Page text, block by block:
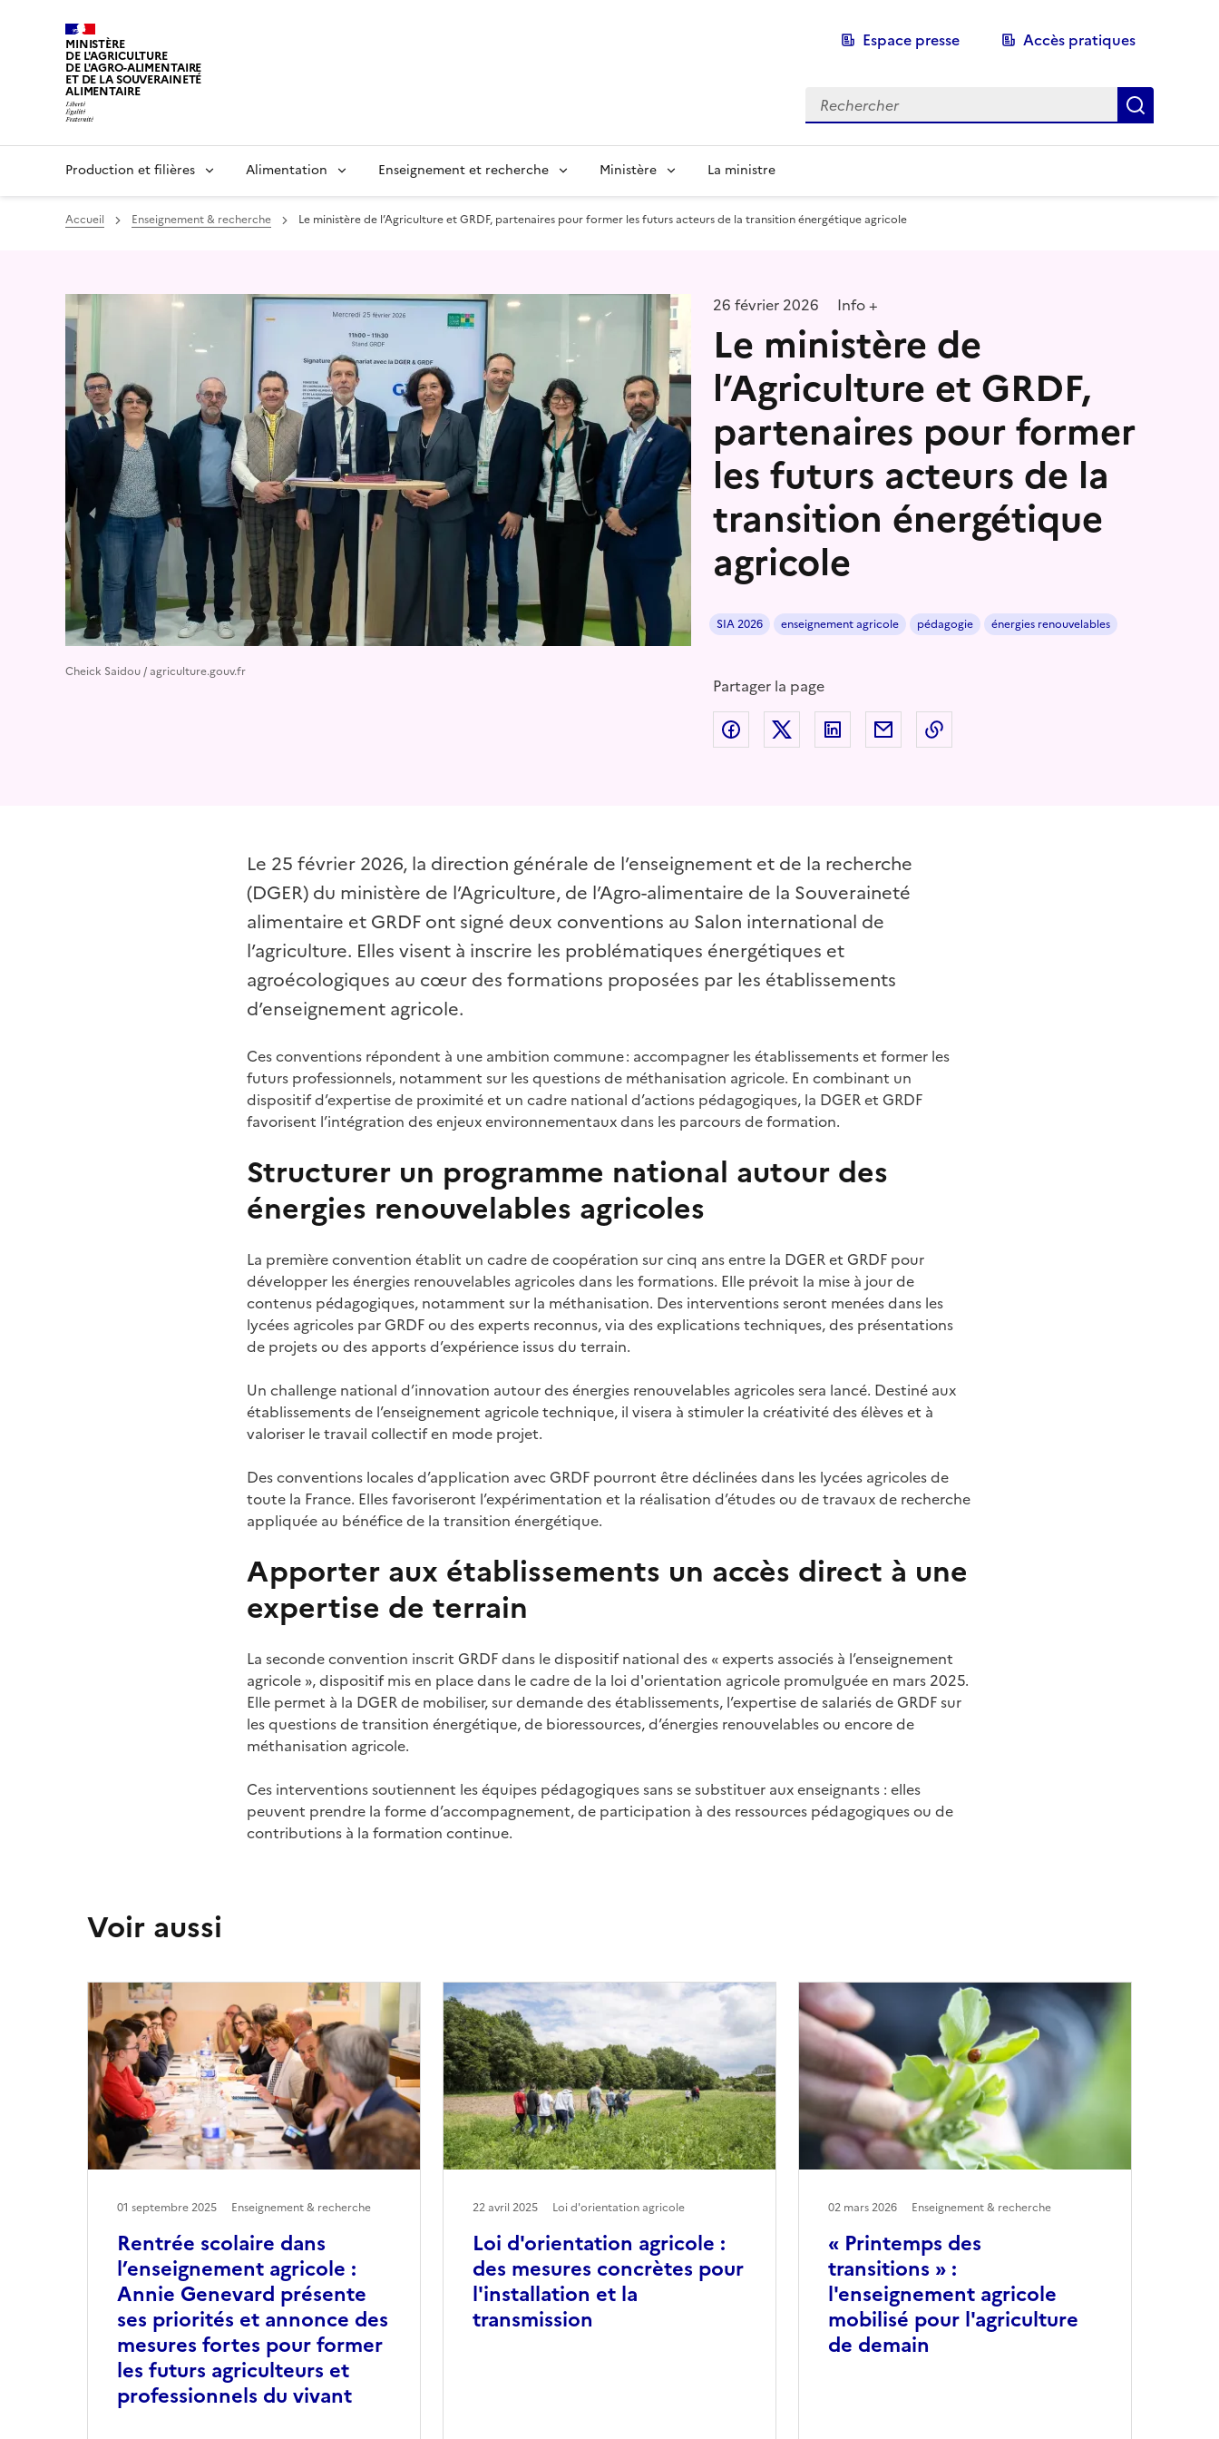
MINISTÈRE
DE L'AGRICULTURE
DE L'AGRO-ALIMENTAIRE
ET DE LA SOUVERAINETÉ
ALIMENTAIRE
Espace presse Accès pratiques
Recherche
Production et filières Alimentation Enseignement et recherche Ministère La ministre
Accueil Enseignement & recherche Le ministère de l’Agriculture et GRDF, partenaires pour former les futurs acteurs de la transition énergétique agricole
Cheick Saidou / agriculture.gouv.fr
26 février 2026 Info +
Le ministère de
l’Agriculture et GRDF,
partenaires pour former
les futurs acteurs de la
transition énergétique
agricole
SIA 2026 enseignement agricole pédagogie énergies renouvelables
Partager la page
Partager sur Facebook
Partager sur Twitter
Partager sur LinkedIn
Partager par email
Le 25 février 2026, la direction générale de l’enseignement et de la recherche
(DGER) du ministère de l’Agriculture, de l’Agro-alimentaire de la Souveraineté
alimentaire et GRDF ont signé deux conventions au Salon international de
l’agriculture. Elles visent à inscrire les problématiques énergétiques et
agroécologiques au cœur des formations proposées par les établissements
d’enseignement agricole.
Ces conventions répondent à une ambition commune : accompagner les établissements et former les
futurs professionnels, notamment sur les questions de méthanisation agricole. En combinant un
dispositif d’expertise de proximité et un cadre national d’actions pédagogiques, la DGER et GRDF
favorisent l’intégration des enjeux environnementaux dans les parcours de formation.
Structurer un programme national autour des
énergies renouvelables agricoles
La première convention établit un cadre de coopération sur cinq ans entre la DGER et GRDF pour
développer les énergies renouvelables agricoles dans les formations. Elle prévoit la mise à jour de
contenus pédagogiques, notamment sur la méthanisation. Des interventions seront menées dans les
lycées agricoles par GRDF ou des experts reconnus, via des explications techniques, des présentations
de projets ou des apports d’expérience issus du terrain.
Un challenge national d’innovation autour des énergies renouvelables agricoles sera lancé. Destiné aux
établissements de l’enseignement agricole technique, il visera à stimuler la créativité des élèves et à
valoriser le travail collectif en mode projet.
Des conventions locales d’application avec GRDF pourront être déclinées dans les lycées agricoles de
toute la France. Elles favoriseront l’expérimentation et la réalisation d’études ou de travaux de recherche
appliquée au bénéfice de la transition énergétique.
Apporter aux établissements un accès direct à une
expertise de terrain
La seconde convention inscrit GRDF dans le dispositif national des « experts associés à l’enseignement
agricole », dispositif mis en place dans le cadre de la loi d'orientation agricole promulguée en mars 2025.
Elle permet à la DGER de mobiliser, sur demande des établissements, l’expertise de salariés de GRDF sur
les questions de transition énergétique, de bioressources, d’énergies renouvelables ou encore de
méthanisation agricole.
Ces interventions soutiennent les équipes pédagogiques sans se substituer aux enseignants : elles
peuvent prendre la forme d’accompagnement, de participation à des ressources pédagogiques ou de
contributions à la formation continue.
Voir aussi
Rentrée scolaire dans
l’enseignement agricole :
Annie Genevard présente
ses priorités et annonce des
mesures fortes pour former
les futurs agriculteurs et
professionnels du vivant
01 septembre 2025 Enseignement & recherche
Loi d'orientation agricole :
des mesures concrètes pour
l'installation et la
transmission
22 avril 2025 Loi d'orientation agricole
« Printemps des
transitions » :
l'enseignement agricole
mobilisé pour l'agriculture
de demain
02 mars 2026 Enseignement & recherche